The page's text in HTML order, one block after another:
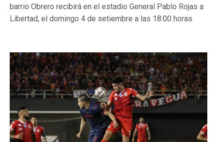
barrio Obrero recibirá en el estadio General Pablo Rojas a
Libertad, el domingo 4 de setiembre a las 18:00 horas.